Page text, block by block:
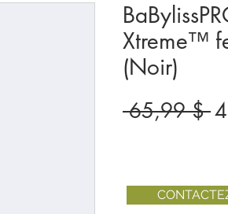
Xtreme™
(Noir)
65,99 $